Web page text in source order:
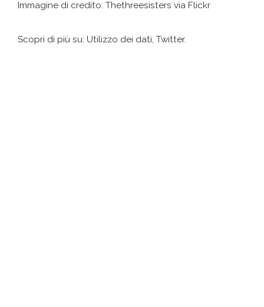
Immagine di credito: Thethreesisters via Flickr
Scopri di più su: Utilizzo dei dati, Twitter.